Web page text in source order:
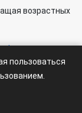
возрастных
пользоваться